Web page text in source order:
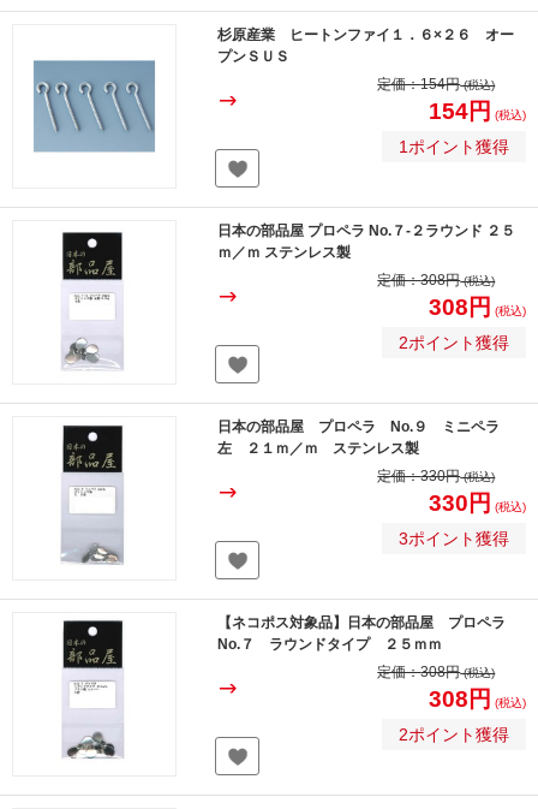
杉原産業 ヒートンファイ１．６×２６ オー
プンＳＵＳ
定価：154円(税込)
154円 (税込)
1ポイント獲得
日本の部品屋 プロペラ No.７-２ラウンド ２５
ｍ／ｍ ステンレス製
定価：308円(税込)
308円 (税込)
2ポイント獲得
日本の部品屋 プロペラ No.９ ミニペラ
左 ２１ｍ／ｍ ステンレス製
定価：330円(税込)
330円 (税込)
3ポイント獲得
【ネコポス対象品】日本の部品屋 プロペラ
No.７ ラウンドタイプ ２５ｍｍ
定価：308円(税込)
308円 (税込)
2ポイント獲得